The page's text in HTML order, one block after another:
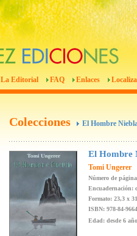
La Editorial FAQ Enlaces
Colecciones El Hombre
El Hombre
Tomi Ungerer
Número de
Encuadernación:
Formato: 23,3 x
ISBN: 978-84-
Edad: desde 6